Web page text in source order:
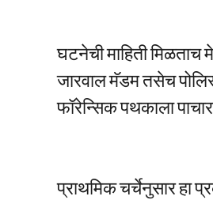
घटनेची माहिती
जारवाल मॅडम तसेच
फॉरेन्सिक पथकाला
प्राथमिक चर्चेनुसार हा